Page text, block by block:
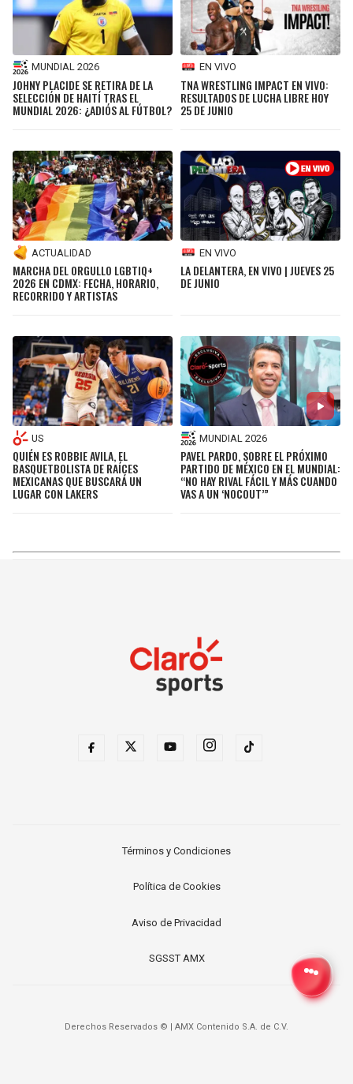
MUNDIAL 2026
JOHNY PLACIDE SE RETIRA DE LA
SELECCIÓN DE HAITÍ TRAS EL
MUNDIAL 2026: ¿ADIÓS AL FÚTBOL?
EN VIVO
TNA WRESTLING IMPACT EN VIVO:
RESULTADOS DE LUCHA LIBRE HOY
25 DE JUNIO
ACTUALIDAD
MARCHA DEL ORGULLO LGBTIQ+
2026 EN CDMX: FECHA, HORARIO,
RECORRIDO Y ARTISTAS
EN VIVO
LA DELANTERA, EN VIVO | JUEVES 25
DE JUNIO
US
QUIÉN ES ROBBIE AVILA, EL
BASQUETBOLISTA DE RAÍCES
MEXICANAS QUE BUSCARÁ UN
LUGAR CON LAKERS
MUNDIAL 2026
PAVEL PARDO, SOBRE EL PRÓXIMO
PARTIDO DE MÉXICO EN EL MUNDIAL:
“NO HAY RIVAL FÁCIL Y MÁS CUANDO
VAS A UN ‘NOCOUT’”
Términos y Condiciones
Política de Cookies
Aviso de Privacidad
SGSST AMX
Derechos Reservados © | AMX Contenido S.A. de C.V.